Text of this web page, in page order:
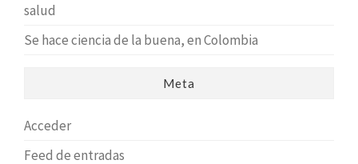
salud
Se hace ciencia de la buena, en Colombia
Meta
Acceder
Feed de entradas